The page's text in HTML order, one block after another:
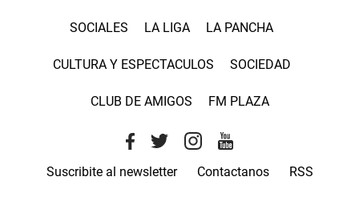
SOCIALES LA LIGA LA PANCHA
CULTURA Y ESPECTACULOS SOCIEDAD
CLUB DE AMIGOS FM PLAZA
Suscribite al newsletter Contactanos RSS